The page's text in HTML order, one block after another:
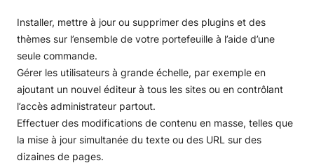
Installer, mettre à jour ou supprimer des plugins et des
thèmes sur l’ensemble de votre portefeuille à l’aide d’une
seule commande.
Gérer les utilisateurs à grande échelle, par exemple en
ajoutant un nouvel éditeur à tous les sites ou en contrôlant
l’accès administrateur partout.
Effectuer des modifications de contenu en masse, telles que
la mise à jour simultanée du texte ou des URL sur des
dizaines de pages.